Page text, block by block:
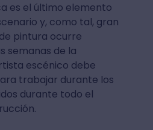
es el último elemento
y, como tal, gran
pintura ocurre
semanas de la
escénico debe
trabajar durante los
durante todo el